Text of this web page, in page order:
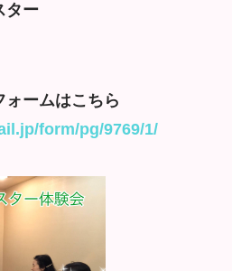
ター
ームはこちら
form/pg/9769/1/